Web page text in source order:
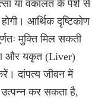
या वकालत के पेशे से
आर्थिक दृष्टिकोण
मुक्ति मिल सकती
और यकृत (Liver)
दांपत्य जीवन में
उत्पन्न कर सकता है,